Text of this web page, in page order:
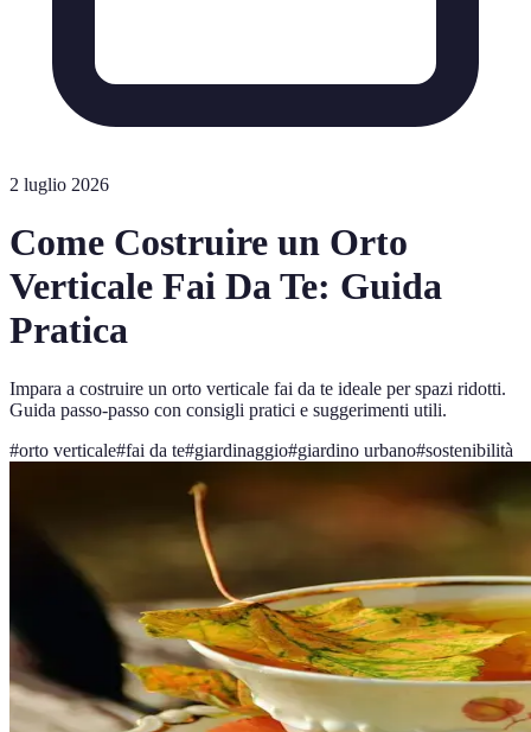
2 luglio 2026
Come Costruire un Orto
Verticale Fai Da Te: Guida
Pratica
Impara a costruire un orto verticale fai da te ideale per spazi ridotti.
Guida passo-passo con consigli pratici e suggerimenti utili.
#orto verticale#fai da te#giardinaggio#giardino urbano#sostenibilità